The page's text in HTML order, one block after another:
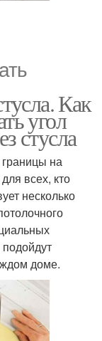
Как
угол
стусла
на
всех, кто
несколько
доме.